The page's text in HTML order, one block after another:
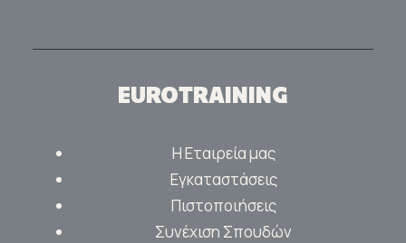
EUROTRAINING
Η Εταιρεία μας
Εγκαταστάσεις
Πιστοποιήσεις
Συνέχιση Σπουδών